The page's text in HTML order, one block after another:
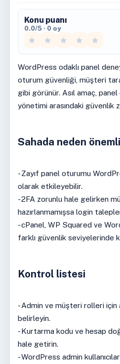
Konu puanı
0.0/5 · 0 oy
WordPress odaklı panel
oturum güvenliği, müşteri
gibi görünür. Asıl amaç,
yönetimi arasındaki güvenlik
Sahada neden
- Zayıf panel oturumu
olarak etkileyebilir.
- 2FA zorunlu hale gelirken
hazırlanmamışsa login
- cPanel, WP Squared ve
farklı güvenlik seviyelerinde
Kontrol listesi
- Admin ve müşteri rolleri için
belirleyin.
- Kurtarma kodu ve hesap
hale getirin.
- WordPress admin